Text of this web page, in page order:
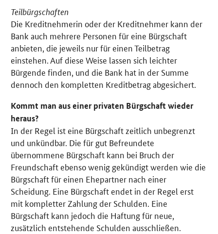
Teilbürgschaften
Die Kreditnehmerin oder der Kreditnehmer kann der
Bank auch mehrere Personen für eine Bürgschaft
anbieten, die jeweils nur für einen Teilbetrag
einstehen. Auf diese Weise lassen sich leichter
Bürgende finden, und die Bank hat in der Summe
dennoch den kompletten Kreditbetrag abgesichert.
Kommt man aus einer privaten Bürgschaft wieder
heraus?
In der Regel ist eine Bürgschaft zeitlich unbegrenzt
und unkündbar. Die für gut Befreundete
übernommene Bürgschaft kann bei Bruch der
Freundschaft ebenso wenig gekündigt werden wie die
Bürgschaft für einen Ehepartner nach einer
Scheidung. Eine Bürgschaft endet in der Regel erst
mit kompletter Zahlung der Schulden. Eine
Bürgschaft kann jedoch die Haftung für neue,
zusätzlich entstehende Schulden ausschließen.